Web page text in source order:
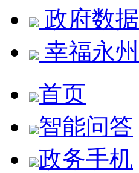
政府数据
幸福永州
首页
智能问答
政务手机